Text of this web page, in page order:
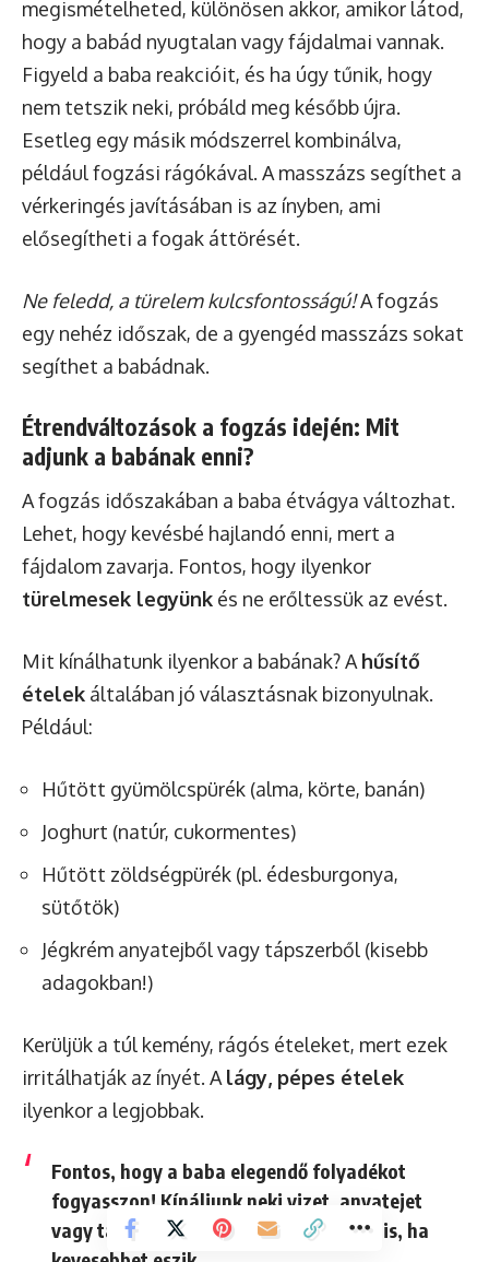
megismételheted, különösen akkor, amikor látod,
hogy a babád nyugtalan vagy fájdalmai vannak.
Figyeld a baba reakcióit, és ha úgy tűnik, hogy
nem tetszik neki, próbáld meg később újra.
Esetleg egy másik módszerrel kombinálva,
például fogzási rágókával. A masszázs segíthet a
vérkeringés javításában is az ínyben, ami
elősegítheti a fogak áttörését.
Ne feledd, a türelem kulcsfontosságú!A fogzás
egy nehéz időszak, de a gyengéd masszázs sokat
segíthet a babádnak.
Étrendváltozások a fogzás idején: Mit
adjunk a babának enni?
A fogzás időszakában a baba étvágya változhat.
Lehet, hogy kevésbé hajlandó enni, mert a
fájdalom zavarja. Fontos, hogy ilyenkor
türelmesek legyünk és ne erőltessük az evést.
Mit kínálhatunk ilyenkor a babának? A hűsítő
ételek általában jó választásnak bizonyulnak.
Például:
Hűtött gyümölcspürék (alma, körte, banán)
Joghurt (natúr, cukormentes)
Hűtött zöldségpürék (pl. édesburgonya,
sütőtök)
Jégkrém anyatejből vagy tápszerből (kisebb
adagokban!)
Kerüljük a túl kemény, rágós ételeket, mert ezek
irritálhatják az ínyét. A lágy, pépes ételek
ilyenkor a legjobbak.
Fontos, hogy a baba elegendő folyadékot
fogyasszon! Kínáljunk neki vizet, anyatejet
vagy tápszert gyakrabban, még akkor is, ha